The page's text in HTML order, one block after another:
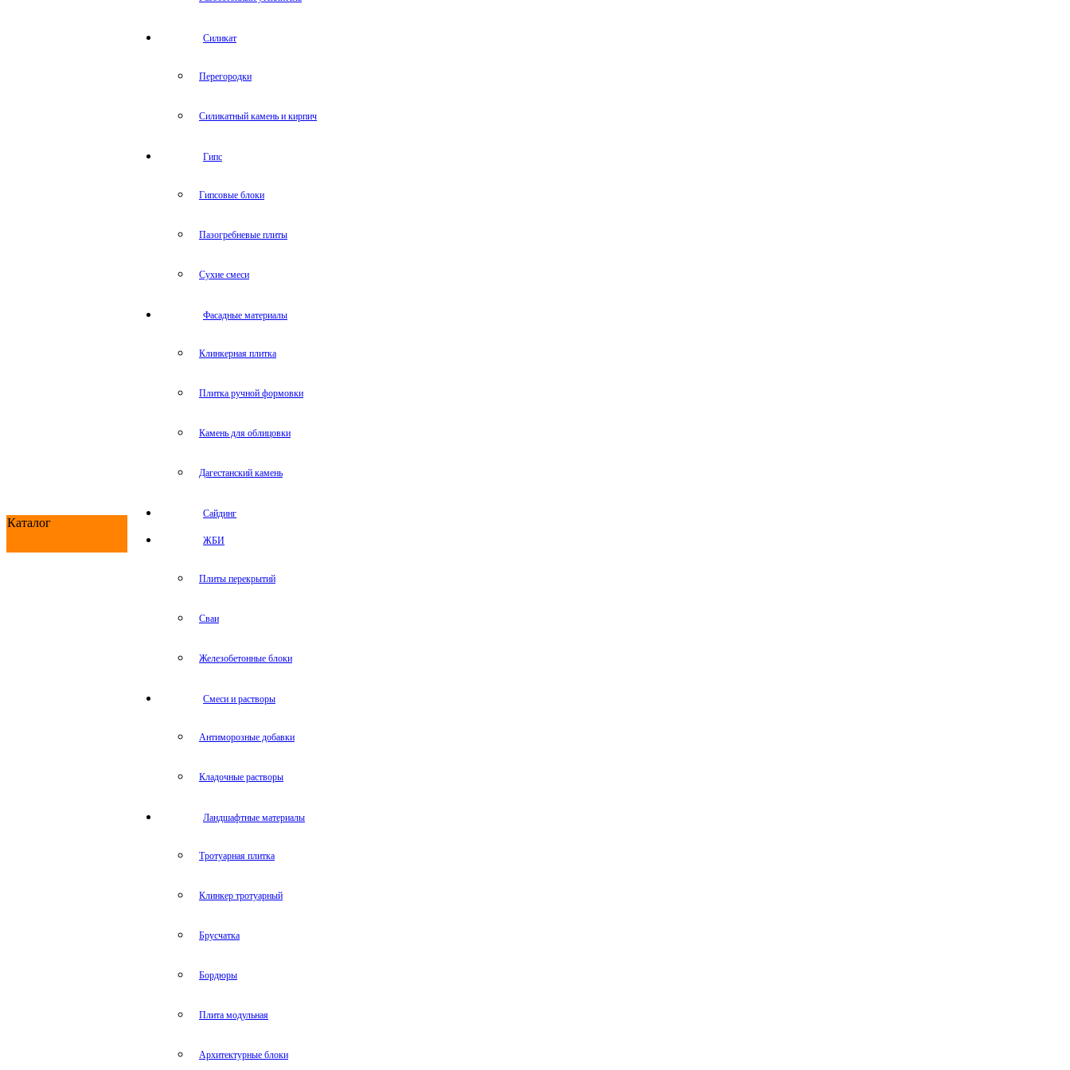
Каталог
Силикат
Перегородки
Силикатный камень и кирпич
Гипс
Гипсовые блоки
Пазогребневые плиты
Сухие смеси
Фасадные материалы
Клинкерная плитка
Плитка ручной формовки
Камень для облицовки
Дагестанский камень
Сайдинг
ЖБИ
Плиты перекрытий
Сваи
Железобетонные блоки
Cмеси и растворы
Антиморозные добавки
Кладочные растворы
Ландшафтные материалы
Тротуарная плитка
Клинкер тротуарный
Брусчатка
Бордюры
Плита модульная
Архитектурные блоки